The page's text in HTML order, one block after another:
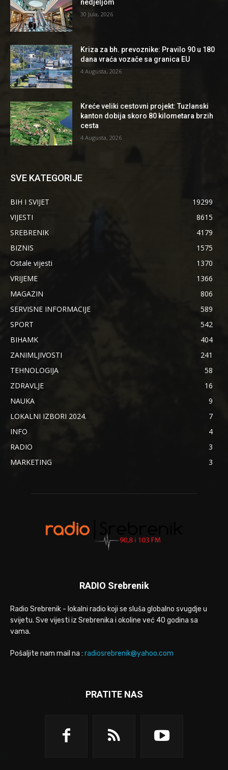
nedjeljom
30 Jula, 2026
Kriza za bh. prevoznike: Pravilo 90 u 180
dana vraća vozače sa granica EU
4 Augusta, 2026
Kreće veliki cestovni projekt: Tuzlanski
kanton dobija skoro 80 kilometara brzih
cesta
4 Augusta, 2026
SVE KATEGORIJE
BIH I SVIJET
19299
VIJESTI
8615
SREBRENIK
4179
BIZNIS
1575
Ostale vijesti
1370
VRIJEME
1366
MAGAZIN
806
SERVISNE INFORMACIJE
589
SPORT
542
BIHAMK
404
ZANIMLJIVOSTI
241
TEHNOLOGIJA
58
ZDRAVLJE
16
NAUKA
9
LOKALNI IZBORI 2024.
7
INFO
4
RADIO
3
MARKETING
3
RADIO Srebrenik
Radio Srebrenik - lokalni radio koji se sluša globalno svugdje u
svijetu. Sve vijesti iz Srebrenika i okoline već 40 godina sa
vama.
Pošaljite nam mail na : radiosrebrenik@yahoo.com
PRATITE NAS